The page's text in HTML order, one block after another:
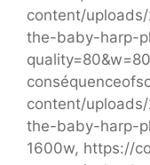
content/
the-baby-harp-
content/
the-baby-harp-
1600w, https://